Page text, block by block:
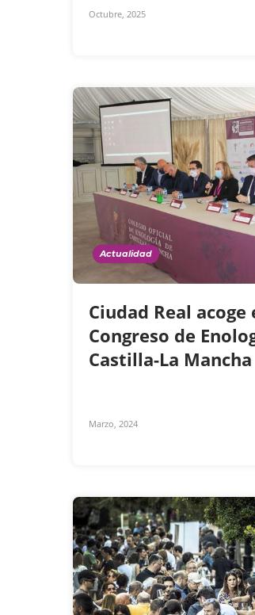
Octubre, 2025
Actualidad
Ciudad Real acoge
Congreso de
Castilla-La Mancha
Marzo, 2024